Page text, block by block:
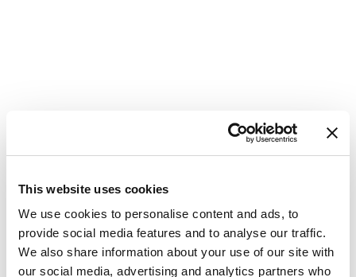
This website uses cookies
We use cookies to personalise content and ads, to
provide social media features and to analyse our traffic.
We also share information about your use of our site with
our social media, advertising and analytics partners who